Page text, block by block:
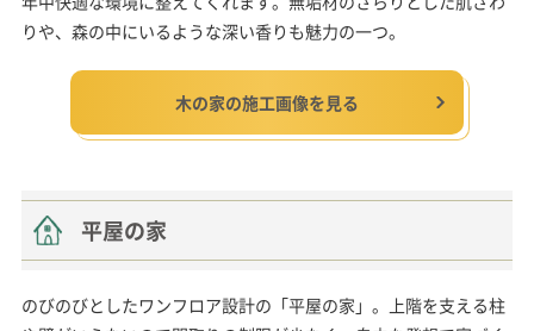
りや、森の中にいるような深い香りも魅力の一つ。
木の家の施工画像を見る
平屋の家
のびのびとしたワンフロア設計の「平屋の家」。上階を支える柱